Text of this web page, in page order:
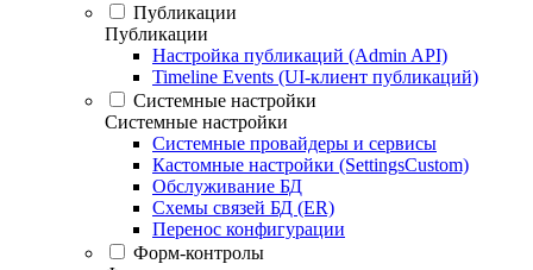
Публикации
Публикации
Настройка публикаций (Admin API)
Timeline Events (UI-клиент публикаций)
Системные настройки
Системные настройки
Системные провайдеры и сервисы
Кастомные настройки (SettingsCustom)
Обслуживание БД
Схемы связей БД (ER)
Перенос конфигурации
Форм-контролы